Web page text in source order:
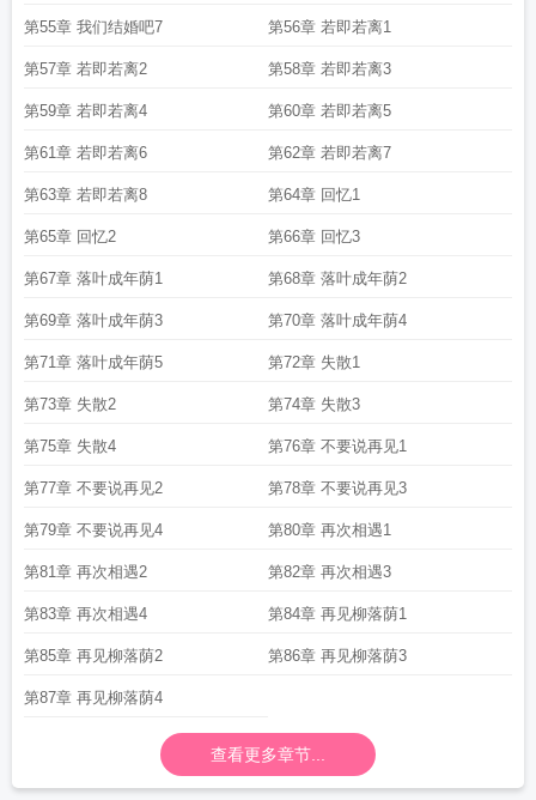
第55章 我们结婚吧7 第56章 若即若离1
第57章 若即若离2 第58章 若即若离3
第59章 若即若离4 第60章 若即若离5
第61章 若即若离6 第62章 若即若离7
第63章 若即若离8 第64章 回忆1
第65章 回忆2 第66章 回忆3
第67章 落叶成年荫1 第68章 落叶成年荫2
第69章 落叶成年荫3 第70章 落叶成年荫4
第71章 落叶成年荫5 第72章 失散1
第73章 失散2 第74章 失散3
第75章 失散4 第76章 不要说再见1
第77章 不要说再见2 第78章 不要说再见3
第79章 不要说再见4 第80章 再次相遇1
第81章 再次相遇2 第82章 再次相遇3
第83章 再次相遇4 第84章 再见柳落荫1
第85章 再见柳落荫2 第86章 再见柳落荫3
第87章 再见柳落荫4
查看更多章节...